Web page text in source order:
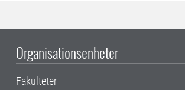
Organisationsenheter
Fakulteter